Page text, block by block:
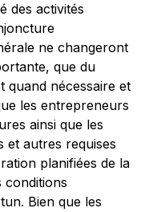
des activités
ne changeront
que du
quand nécessaire et
les entrepreneurs
ainsi que les
et autres requises
planifiées de la
conditions
Bien que les